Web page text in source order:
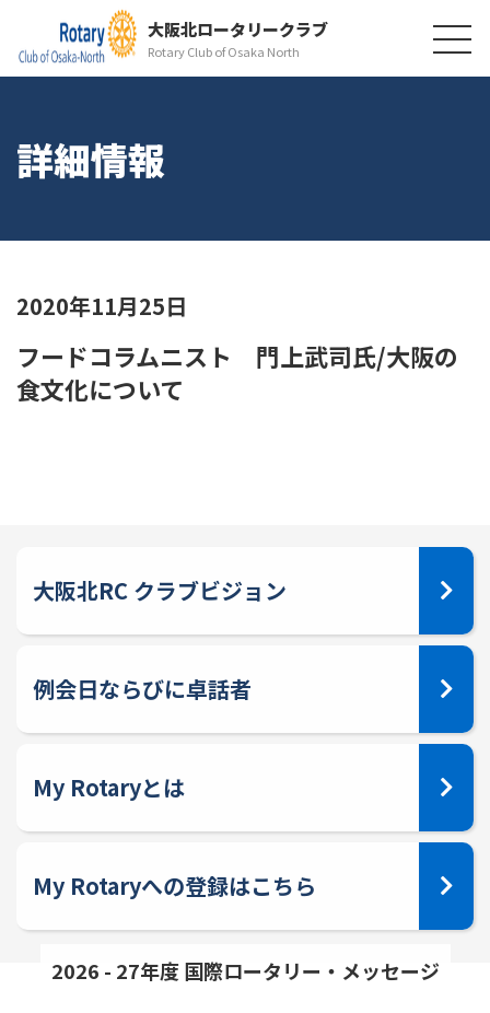
大阪北ロータリークラブ
Rotary Club of Osaka North
詳細情報
2020年11月25日
フードコラムニスト 門上武司氏/大阪の
食文化について
大阪北RC クラブビジョン
例会日ならびに卓話者
My Rotaryとは
My Rotaryへの登録はこちら
2026 - 27年度 国際ロータリー・メッセージ